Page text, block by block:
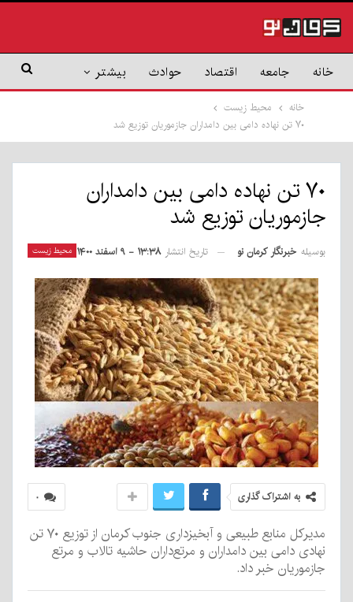
خانه جامعه اقتصاد حوادث بیشتر
خانه
محیط زیست
۷۰ تن نهاده دامی بین دامداران جازموریان توزیع شد
۷۰ تن نهاده دامی بین دامداران
جازموریان توزیع شد
محیط زیست بوسیله خبرنگار کرمان نو تاریخ انتشار ۱۳:۳۸ - ۹ اسفند ۱۴۰۰
۰ به اشتراک گذاری
مدیرکل منابع طبیعی و آبخیزداری جنوب کرمان از توزیع ۷۰ تن
نهادی دامی بین دامداران و مرتع‌داران حاشیه تالاب و مرتع
جازموریان خبر داد.